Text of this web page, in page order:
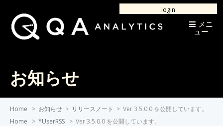
login
メニ
ュー
お知らせ
Home > お知らせ > リリースノート > Ver 3.5.0.0 を公開しています。
Home
> *UserRSS > Ver 3.5.0.0 を公開しています。